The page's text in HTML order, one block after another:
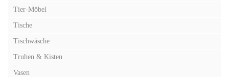
Tier-Möbel
Tische
Tischwäsche
Truhen & Kisten
Vasen